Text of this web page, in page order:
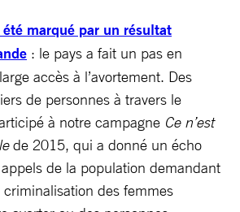
été marqué par un résultat
: le pays a fait un pas en
accès à l’avortement. Des
de personnes à travers le
à notre campagne Ce n’est
de 2015, qui a donné un écho
de la population demandant
des femmes